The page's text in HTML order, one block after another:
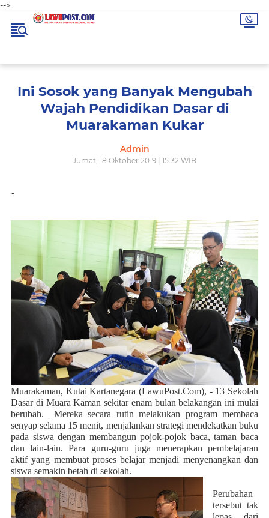
-->
Ini Sosok yang Banyak Mengubah
Wajah Pendidikan Dasar di
Muarakaman Kukar
Admin
Jumat, 18 Oktober 2019 | 15.32 WIB
-
Muarakaman, Kutai Kartanegara (LawuPost.Com), - 13 Sekolah
Dasar di Muara Kaman sekitar enam bulan belakangan ini mulai
berubah.
Mereka secara rutin melakukan program membaca
senyap selama 15 menit, menjalankan strategi mendekatkan buku
pada siswa dengan membangun pojok-pojok baca, taman baca
dan lain-lain. Para guru-guru juga menerapkan pembelajaran
aktif yang membuat proses belajar menjadi menyenangkan dan
siswa semakin betah di sekolah.
Perubahan
tersebut tak